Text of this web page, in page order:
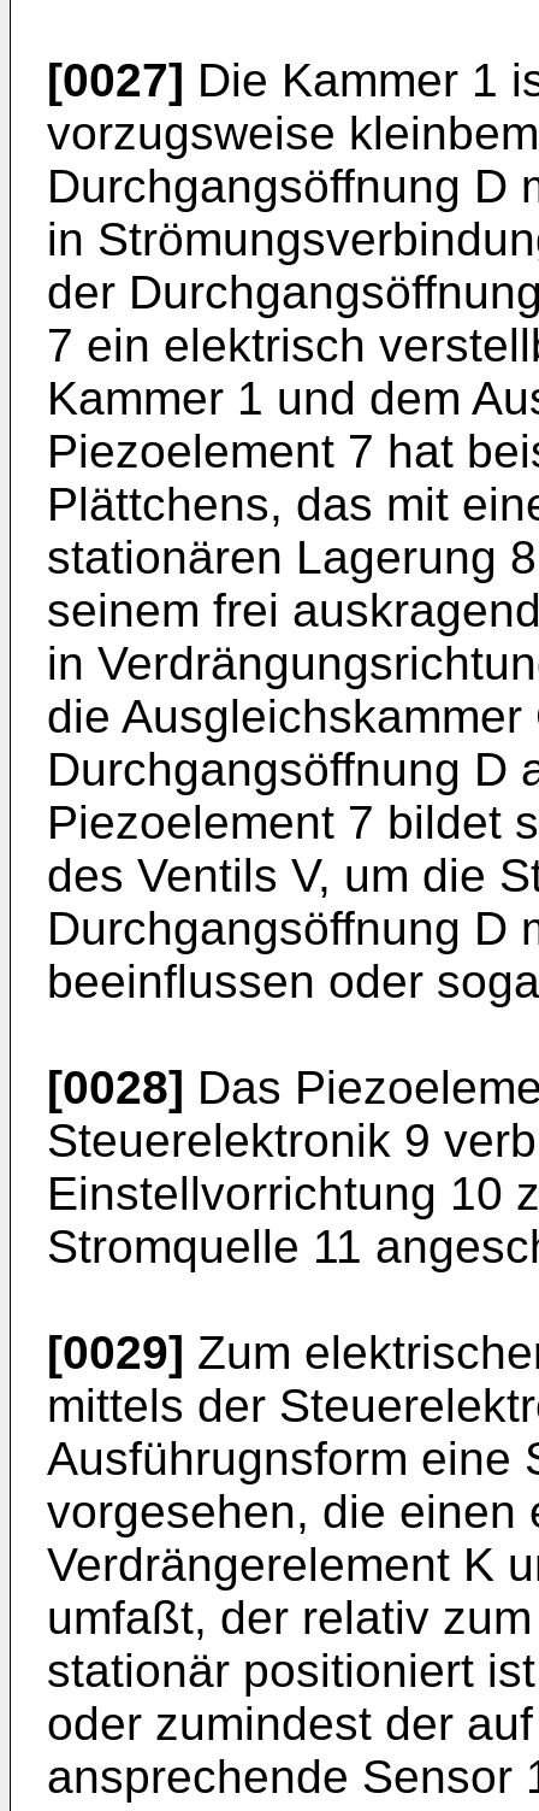
[0027] Die Kammer 1
vorzugsweise
Durchgangsöffnung D
in
der
7 ein elektrisch
Kammer 1 und dem
Piezoelement 7 hat
Plättchens, das mit
stationären Lagerung
seinem frei
in
die
Durchgangsöffnung D
Piezoelement 7 bildet
des Ventils V, um die
Durchgangsöffnung D
beeinflussen oder
[0028] Das
Steuerelektronik 9
Einstellvorrichtung 10
Stromquelle 11
[0029] Zum
mittels der
Ausführugnsform eine
vorgesehen, die einen
Verdrängerelement K
umfaßt, der relativ
stationär positioniert
oder zumindest der
ansprechende Sensor